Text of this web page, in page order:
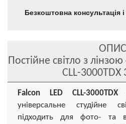
Безкоштовна консультація
ОПИС
Постійне світло з
CLL-3000TDX
Falcon LED CLL-3000TDX
універсальне студійне
підходить для фото- та